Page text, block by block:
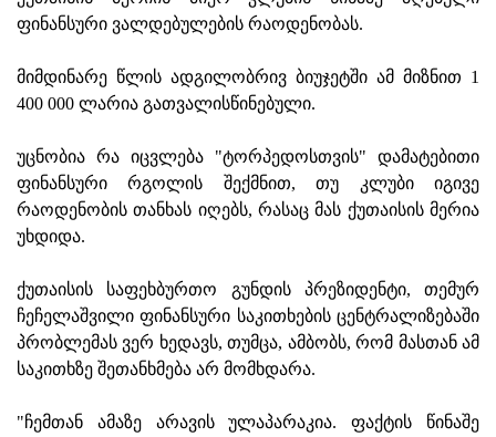
ფინანსური ვალდებულების რაოდენობას.
მიმდინარე წლის ადგილობრივ ბიუჯეტში ამ მიზნით 1
400 000 ლარია გათვალისწინებული.
უცნობია რა იცვლება "ტორპედოსთვის" დამატებითი
ფინანსური რგოლის შექმნით, თუ კლუბი იგივე
რაოდენობის თანხას იღებს, რასაც მას ქუთაისის მერია
უხდიდა.
ქუთაისის საფეხბურთო გუნდის პრეზიდენტი, თემურ
ჩეჩელაშვილი ფინანსური საკითხების ცენტრალიზებაში
პრობლემას ვერ ხედავს, თუმცა, ამბობს, რომ მასთან ამ
საკითხზე შეთანხმება არ მომხდარა.
"ჩემთან ამაზე არავის ულაპარაკია. ფაქტის წინაშე